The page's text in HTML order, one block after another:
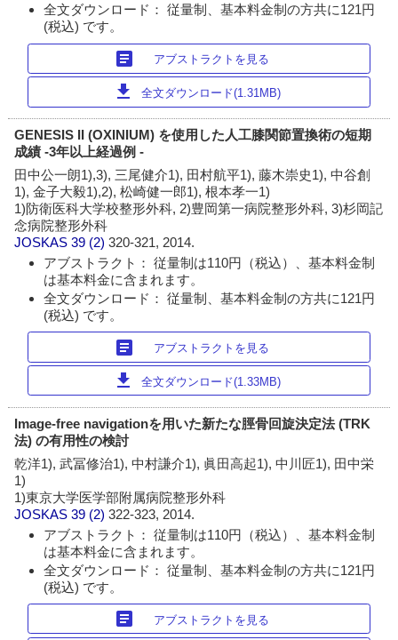
全文ダウンロード： 従量制、基本料金制の方共に121円
(税込) です。
article アブストラクトを見る
download 全文ダウンロード(1.31MB)
GENESIS II (OXINIUM) を使用した人工膝関節置換術の短期
成績 -3年以上経過例 -
田中公一朗1),3), 三尾健介1), 田村航平1), 藤木崇史1), 中谷創
1), 金子大毅1),2), 松崎健一郎1), 根本孝一1)
1)防衛医科大学校整形外科, 2)豊岡第一病院整形外科, 3)杉岡記
念病院整形外科
JOSKAS 39 (2)320-321, 2014.
アブストラクト： 従量制は110円（税込）、基本料金制
は基本料金に含まれます。
全文ダウンロード： 従量制、基本料金制の方共に121円
(税込) です。
article アブストラクトを見る
download 全文ダウンロード(1.33MB)
Image-free navigationを用いた新たな脛骨回旋決定法 (TRK
法) の有用性の検討
乾洋1), 武冨修治1), 中村謙介1), 眞田高起1), 中川匠1), 田中栄
1)
1)東京大学医学部附属病院整形外科
JOSKAS 39 (2)322-323, 2014.
アブストラクト： 従量制は110円（税込）、基本料金制
は基本料金に含まれます。
全文ダウンロード： 従量制、基本料金制の方共に121円
(税込) です。
article アブストラクトを見る